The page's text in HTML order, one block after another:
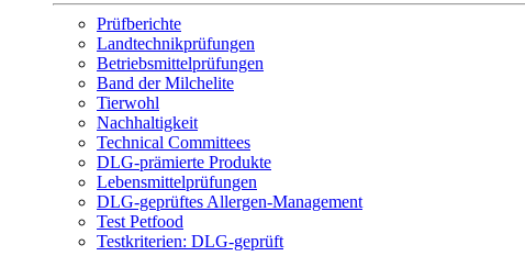
Prüfberichte
Landtechnikprüfungen
Betriebsmittelprüfungen
Band der Milchelite
Tierwohl
Nachhaltigkeit
Technical Committees
DLG-prämierte Produkte
Lebensmittelprüfungen
DLG-geprüftes Allergen-Management
Test Petfood
Testkriterien: DLG-geprüft